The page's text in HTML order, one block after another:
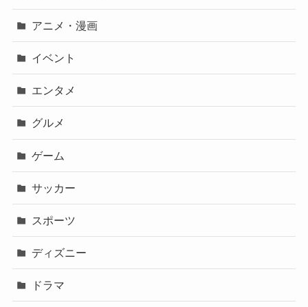
アニメ・漫画
イベント
エンタメ
グルメ
ゲーム
サッカー
スポーツ
ディズニー
ドラマ